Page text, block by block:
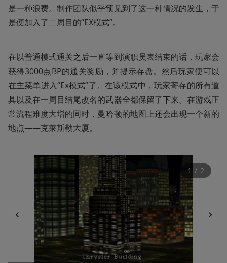
是一种浪费。制作团队似乎预见到了这一种情况的发生，于
是便加入了二周目的“EX模式”。
在以普通模式通关之后一直等到演职员表结束的话，玩家会
获得3000点BP的通关奖励，并提示存盘。然后玩家便可以
在主菜单进入“Ex模式”了。在该模式中，玩家寄存的所有道
具以及在一周目结尾改名的武器全都保留了下来。在游戏正
常流程难度大增的同时，曼哈顿的地图上还会出现一个新的
地点——克莱斯勒大厦。
1 / 2